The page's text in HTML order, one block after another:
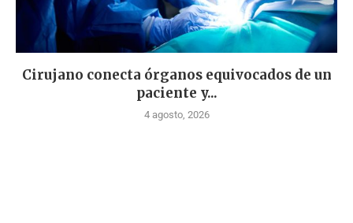
Cirujano conecta órganos equivocados de un
paciente y...
4 agosto, 2026